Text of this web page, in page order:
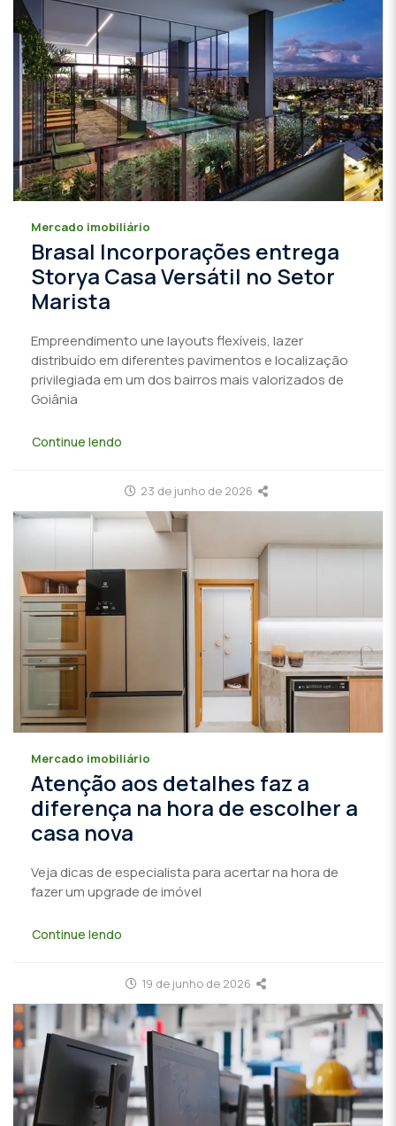
Mercado imobiliário
Brasal Incorporações entrega
Storya Casa Versátil no Setor
Marista
Empreendimento une layouts flexíveis, lazer
distribuído em diferentes pavimentos e localização
privilegiada em um dos bairros mais valorizados de
Goiânia
Continue lendo
23 de junho de 2026
Mercado imobiliário
Atenção aos detalhes faz a
diferença na hora de escolher a
casa nova
Veja dicas de especialista para acertar na hora de
fazer um upgrade de imóvel
Continue lendo
19 de junho de 2026